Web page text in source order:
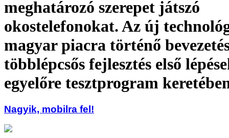
meghatározó szerepet játszó
okostelefonokat. Az új
magyar piacra történő
többlépcsős fejlesztés első
egyelőre tesztprogram
Nagyik, mobilra fel!